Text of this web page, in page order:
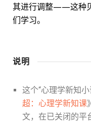
其进行调整——这种
们学习。
说明
这个“心理学新知
超：心理学新知课
文，在已关闭的平